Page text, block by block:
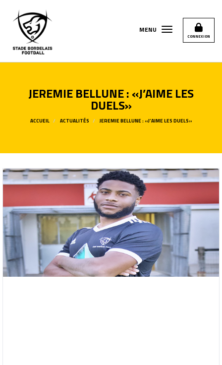
CONNEXION
MENU
JEREMIE BELLUNE : «J’AIME LES
DUELS»
ACCUEIL ACTUALITÉS JEREMIE BELLUNE : «J’AIME LES DUELS»